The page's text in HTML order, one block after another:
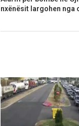
nxënësit largohen nga